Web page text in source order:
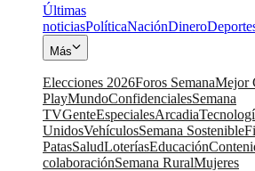
Últimas
noticiasPolíticaNaciónDinero
Más
Elecciones 2026Foros SemanaMejor
PlayMundoConfidencialesSemana
TVGenteEspecialesArcadia
UnidosVehículosSemana Sostenible
PatasSaludLoteríasEducación
colaboraciónSemana RuralMujeres